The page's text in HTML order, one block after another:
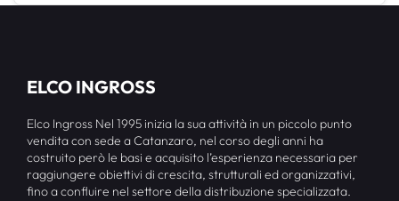
ELCO INGROSS
Elco Ingross Nel 1995 inizia la sua attività in un piccolo punto
vendita con sede a Catanzaro, nel corso degli anni ha
costruito però le basi e acquisito l’esperienza necessaria per
raggiungere obiettivi di crescita, strutturali ed organizzativi,
fino a confluire nel settore della distribuzione specializzata.